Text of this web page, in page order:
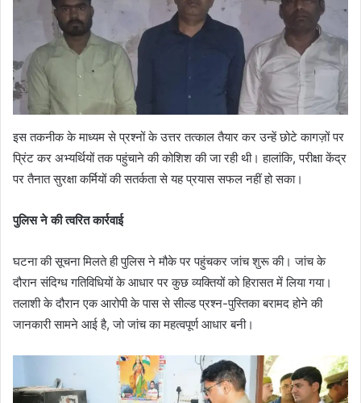
इस तकनीक के माध्यम से प्रश्नों के उत्तर तत्काल तैयार कर उन्हें छोटे कागज़ों पर
प्रिंट कर अभ्यर्थियों तक पहुंचाने की कोशिश की जा रही थी। हालांकि, परीक्षा केंद्र
पर तैनात सुरक्षा कर्मियों की सतर्कता से यह प्रयास सफल नहीं हो सका।
पुलिस ने की त्वरित कार्रवाई
घटना की सूचना मिलते ही पुलिस ने मौके पर पहुंचकर जांच शुरू की। जांच के
दौरान संदिग्ध गतिविधियों के आधार पर कुछ व्यक्तियों को हिरासत में लिया गया।
तलाशी के दौरान एक आरोपी के पास से सील्ड प्रश्न-पुस्तिका बरामद होने की
जानकारी सामने आई है, जो जांच का महत्वपूर्ण आधार बनी।